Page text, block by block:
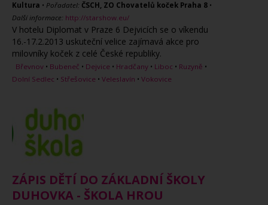
Kultura • Pořadatel: ČSCH, ZO Chovatelů koček Praha 8 •
Další informace: http://starshow.eu/
V hotelu Diplomat v Praze 6 Dejvicích se o víkendu
16.-17.2.2013 uskuteční velice zajímavá akce pro
milovníky koček z celé České republiky.
Břevnov • Bubeneč • Dejvice • Hradčany • Liboc • Ruzyně •
Dolní Sedlec • Střešovice • Veleslavín • Vokovice
ZÁPIS DĚTÍ DO ZÁKLADNÍ ŠKOLY
DUHOVKA - ŠKOLA HROU